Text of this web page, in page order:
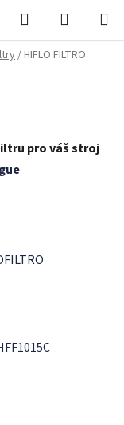
Hledat
KOŠÍK
/HIFLO FILTRO
pro váš stroj